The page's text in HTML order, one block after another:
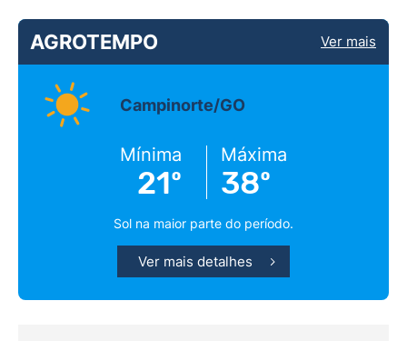
AGROTEMPO Ver mais
Campinorte/GO
Mínima
21º
Máxima
38º
Sol na maior parte do período.
Ver mais detalhes